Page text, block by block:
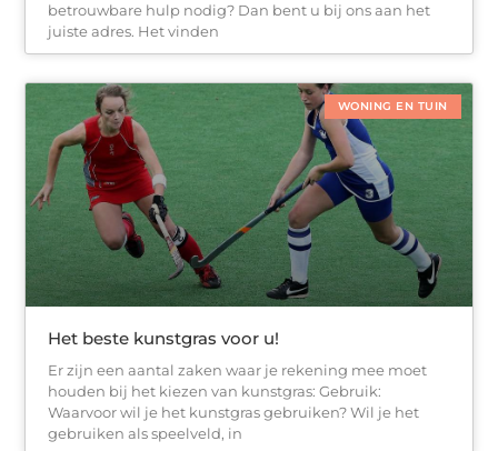
betrouwbare hulp nodig? Dan bent u bij ons aan het
juiste adres. Het vinden
WONING EN TUIN
Het beste kunstgras voor u!
Er zijn een aantal zaken waar je rekening mee moet
houden bij het kiezen van kunstgras: Gebruik:
Waarvoor wil je het kunstgras gebruiken? Wil je het
gebruiken als speelveld, in